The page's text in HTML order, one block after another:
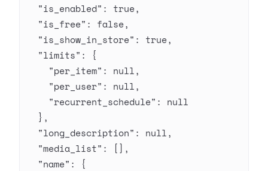
  "is_enabled"
: true,
  "is_free"
: false,
  "is_show_in_store"
: true,
  "limits"
: {
    "per_item"
: null,
    "per_user"
: null,
    "recurrent_schedule"
: null
  },
  "long_description"
: null,
  "media_list"
: [],
  "name"
: {